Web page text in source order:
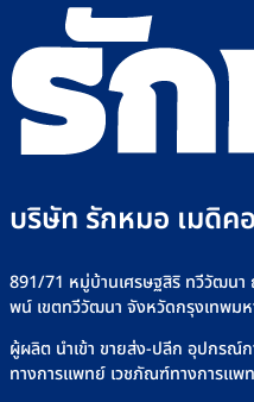
บริษัท รักหมอ เมดิค
891/71 หมู่บ้านเศรษฐสิริ ทวีวัฒนา
พน์ เขตทวีวัฒนา จังหวัดกรุงเทพม
ผู้ผลิต นำเข้า ขายส่ง-ปลีก อุปกร
ทางการแพทย์ เวชภัณฑ์ทางการแ